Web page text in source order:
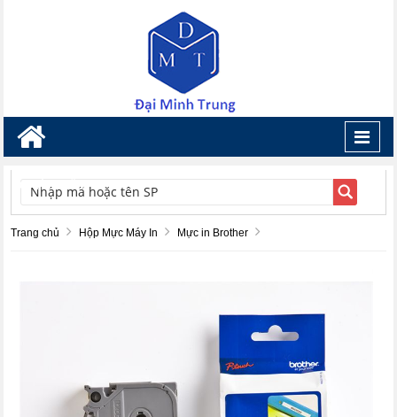
TÌM KIẾM
Trang chủ Hộp Mực Máy In Mực in Brother